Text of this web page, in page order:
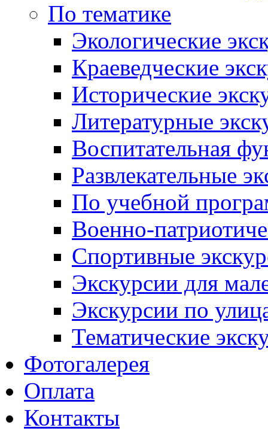
По тематике
Экологические
Краеведческие
Исторические
Литературные
Воспитательная
Развлекательные
По учебной
Военно-
Спортивные
Экскурсии для
Экскурсии по
Тематические
Фотогалерея
Оплата
Контакты